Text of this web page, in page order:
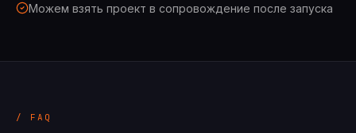
Можем взять проект в сопровождение после запуска
/ FAQ